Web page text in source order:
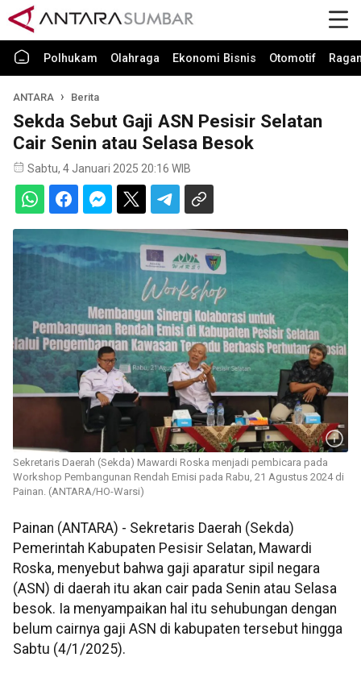
Polhukam Olahraga Ekonomi Bisnis Otomotif
ANTARA Berita
Sekda Sebut Gaji ASN Pesisir Selatan
Cair Senin atau Selasa Besok
Sabtu, 4 Januari 2025 20:16 WIB
Sekretaris Daerah (Sekda) Mawardi Roska menjadi pembicara pada
Workshop Pembangunan Rendah Emisi pada Rabu, 21 Agustus 2024 di
Painan. (ANTARA/HO-Warsi)
Painan (ANTARA) - Sekretaris Daerah (Sekda)
Pemerintah Kabupaten Pesisir Selatan, Mawardi
Roska, menyebut bahwa gaji aparatur sipil negara
(ASN) di daerah itu akan cair pada Senin atau Selasa
besok. Ia menyampaikan hal itu sehubungan dengan
belum cairnya gaji ASN di kabupaten tersebut hingga
Sabtu (4/1/2025).